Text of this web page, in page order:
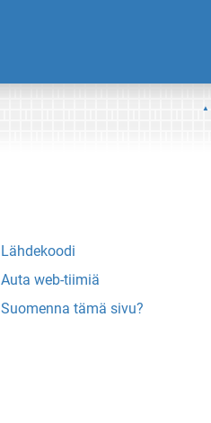
Lähdekoodi
Auta web-tiimiä
Suomenna tämä sivu?